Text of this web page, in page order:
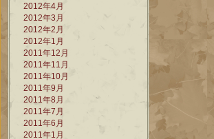
2012年4月
2012年3月
2012年2月
2012年1月
2011年12月
2011年11月
2011年10月
2011年9月
2011年8月
2011年7月
2011年6月
2011年1月